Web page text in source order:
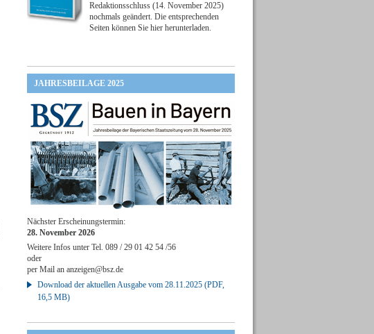
Redaktionsschluss (14. November 2025)
nochmals geändert. Die entsprechenden
Seiten können Sie hier herunterladen.
JAHRESBEILAGE 2025
Nächster Erscheinungstermin:
28. November 2026
Weitere Infos unter Tel. 089 / 29 01 42 54 /56
oder
per Mail an anzeigen@bsz.de
Download der aktuellen Ausgabe vom 28.11.2025 (PDF,
16,5 MB)